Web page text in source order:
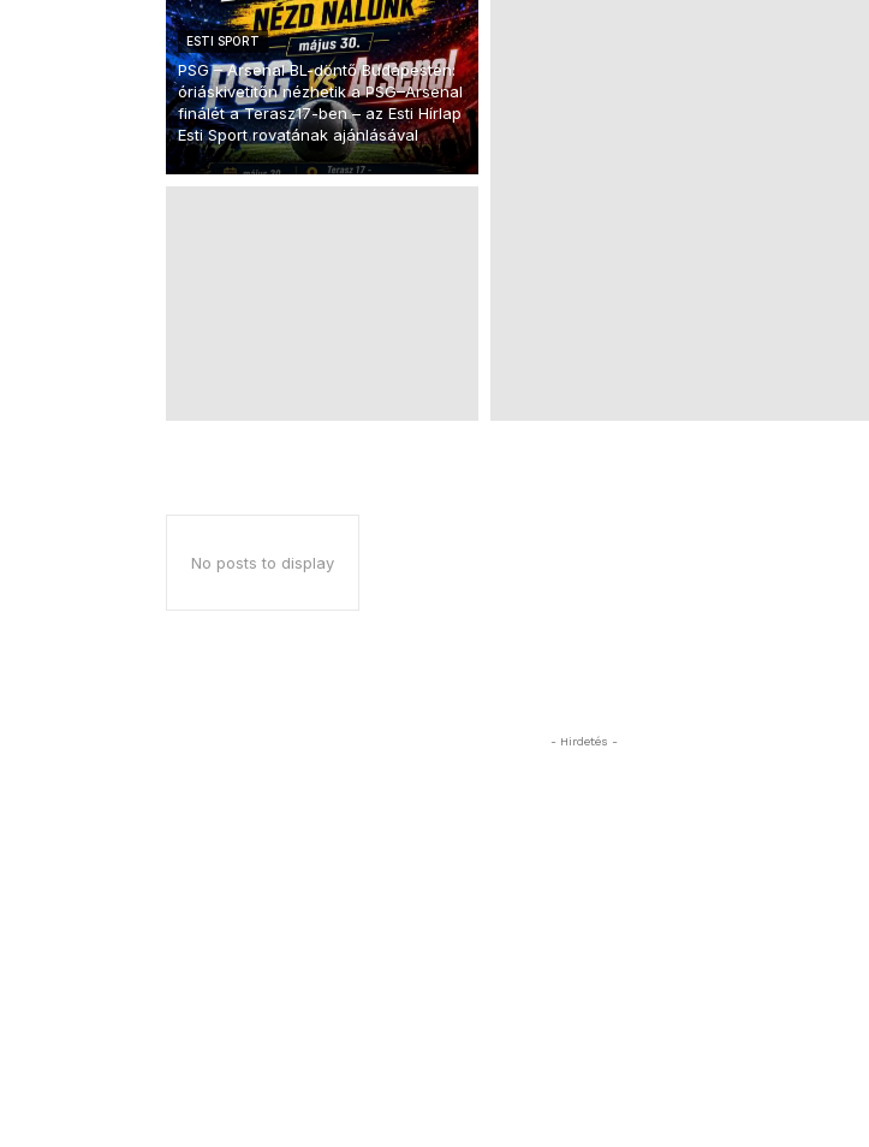
ESTI SPORT
PSG – Arsenal BL-döntő Budapesten:
óriáskivetítőn nézhetik a PSG–Arsenal
finálét a Terasz17-ben – az Esti Hírlap
Esti Sport rovatának ajánlásával
No posts to display
- Hirdetés -